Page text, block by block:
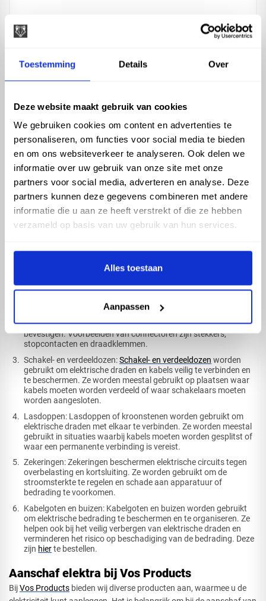
Toestemming Details Over
Deze website maakt gebruik van cookies
We gebruiken cookies om content en advertenties te
personaliseren, om functies voor social media te bieden
en om ons websiteverkeer te analyseren. Ook delen we
informatie over uw gebruik van onze site met onze
partners voor social media, adverteren en analyse. Deze
partners kunnen deze gegevens combineren met andere
informatie die u aan ze heeft verstrekt of die ze hebben
verzameld op basis van uw gebruik van hun services.
Alles toestaan
Aanpassen
Elektratape
Soorten verbindingsmaterialen
Verbindingsmaterialen binnen de elektra zijn verschillende soorten
componenten en kabels die worden gebruikt om elektrische circuits
Kabels: Elektrische kabels worden gebruikt om stroom vanuit
transporteren. Ze zijn verkrijgbaar in verschillende diktes en
Connectoren: Connectoren zijn elektrische verbindingen die
worden gebruikt om kabels aan apparatuur of andere kabels te
bevestigen. Voorbeelden van connectoren zijn stekkers,
stopcontacten en draadklemmen.
Schakel- en verdeeldozen:Schakel- en verdeeldozen worden
gebruikt om elektrische draden en kabels veilig te verbinden en
te beschermen. Ze worden meestal gebruikt op plaatsen waar
kabels moeten worden verdeeld of waar schakelaars moeten
worden aangesloten.
Lasdoppen: Lasdoppen of kroonstenen worden gebruikt om
elektrische draden met elkaar te verbinden. Ze worden meestal
gebruikt in situaties waarbij kabels moeten worden gesplitst of
waar een permanente verbinding is vereist.
Zekeringen: Zekeringen beschermen elektrische circuits tegen
overbelasting en kortsluiting. Ze worden gebruikt om de
stroomsterkte te regelen en schade aan apparatuur of
bedrading te voorkomen.
Kabelgoten en buizen: Kabelgoten en buizen worden gebruikt
om elektrische bedrading te beschermen en te organiseren. Ze
helpen ook bij het veilig verbergen van elektrische draden en
verminderen het risico op beschadiging van de bedrading. Deze
zijn hierte bestellen.
Aanschaf elektra bij Vos Products
BijVos Products bieden wij diverse producten aan, waarmee u de